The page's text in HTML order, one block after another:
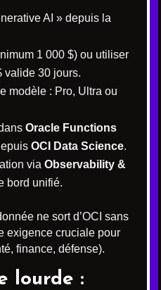
AI » depuis la
1 000 $) ou utiliser
valide 30 jours.
modèle : Pro, Ultra ou
Oracle Functions
OCI Data Science.
via Observability &
bord unifié.
ne sort d’OCI sans
exigence cruciale pour
finance, défense).
lourde :